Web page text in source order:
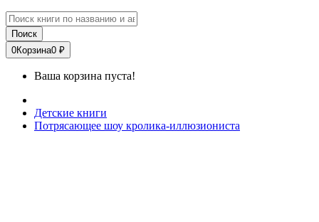
Поиск
0Корзина0 ₽
Ваша корзина пуста!
Детские книги
Потрясающее шоу кролика-иллюзиониста